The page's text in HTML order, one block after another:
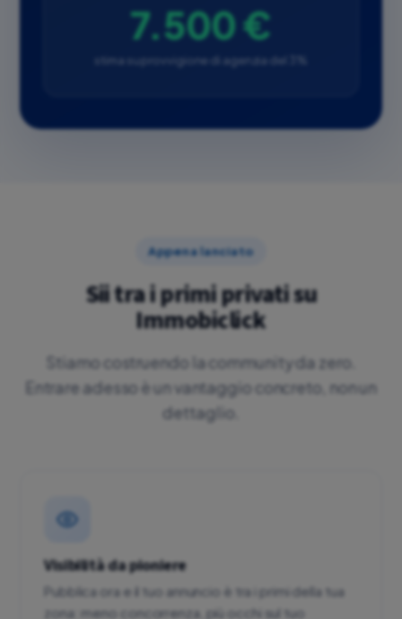
7.500 €
stima su provvigione di agenzia del 3%
Appena lanciato
Sii tra i primi privati su
Immobiclick
Stiamo costruendo la community da zero.
Entrare adesso è un vantaggio concreto, non un
dettaglio.
Visibilità da pioniere
Pubblica ora e il tuo annuncio è tra i primi della tua
zona: meno concorrenza, più occhi sul tuo